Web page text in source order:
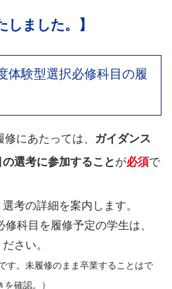
しました。】
体験型選択必修科目の履
にあたっては、
ガイダンス
選考に参加することが必須で
考の詳細を案内します。
科目を履修予定の学生は、
さい。
す。未履修のまま卒業することはで
確認。）